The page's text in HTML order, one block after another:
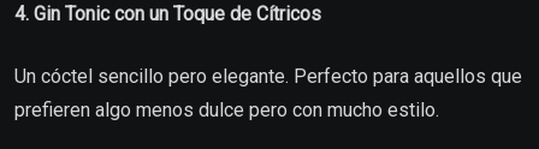
4. Gin Tonic con un Toque de Cítricos
Un cóctel sencillo pero elegante. Perfecto para aquellos que
prefieren algo menos dulce pero con mucho estilo.